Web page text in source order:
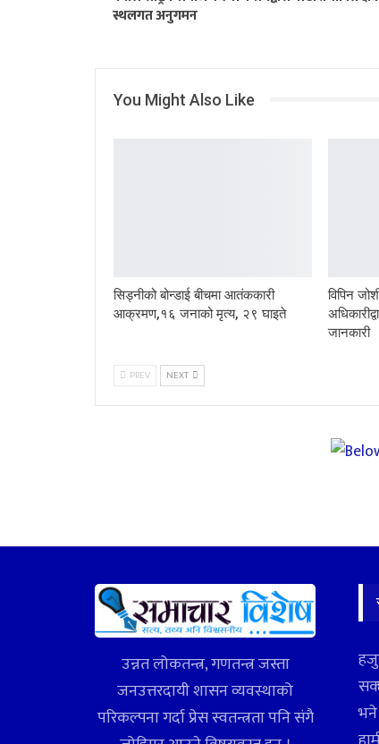
स्थलगत अनुगमन
You Might Also Like
सिड्नीको बोन्डाई बीचमा आतंककारी
आक्रमण,१६ जनाको मृत्य, २९ घाइते
विपिन
जानकारी
PREV NEXT
उन्नत लोकतन्त्र, गणतन्त्र जस्ता
जनउत्तरदायी शासन व्यवस्थाको
परिकल्पना गर्दा प्रेस स्वतन्त्रता पनि संगै
भने